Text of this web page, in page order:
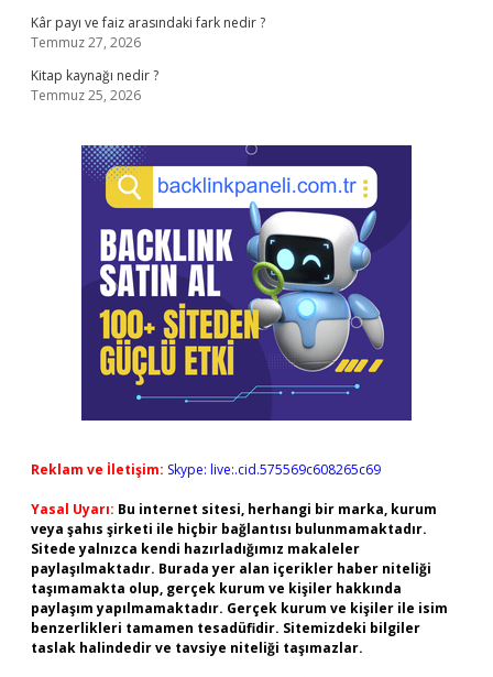
Kâr payı ve faiz arasındaki fark nedir ?
Temmuz 27, 2026
Kitap kaynağı nedir ?
Temmuz 25, 2026
Reklam ve İletişim: Skype: live:.cid.575569c608265c69
Yasal Uyarı: Bu internet sitesi, herhangi bir marka, kurum
veya şahıs şirketi ile hiçbir bağlantısı bulunmamaktadır.
Sitede yalnızca kendi hazırladığımız makaleler
paylaşılmaktadır. Burada yer alan içerikler haber niteliği
taşımamakta olup, gerçek kurum ve kişiler hakkında
paylaşım yapılmamaktadır. Gerçek kurum ve kişiler ile isim
benzerlikleri tamamen tesadüfidir. Sitemizdeki bilgiler
taslak halindedir ve tavsiye niteliği taşımazlar.